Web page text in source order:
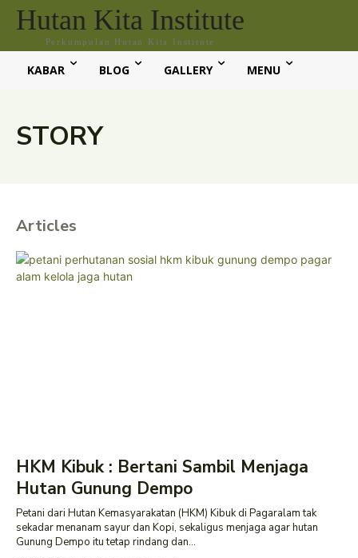
Hutan Kita Institute
Perkumpulan Hutan Kita Institute
KABAR BLOG GALLERY MENU
STORY
Articles
HKM Kibuk : Bertani Sambil Menjaga
Hutan Gunung Dempo
Petani dari Hutan Kemasyarakatan (HKM) Kibuk di Pagaralam tak
sekadar menanam sayur dan Kopi, sekaligus menjaga agar hutan
Gunung Dempo itu tetap rindang dan...